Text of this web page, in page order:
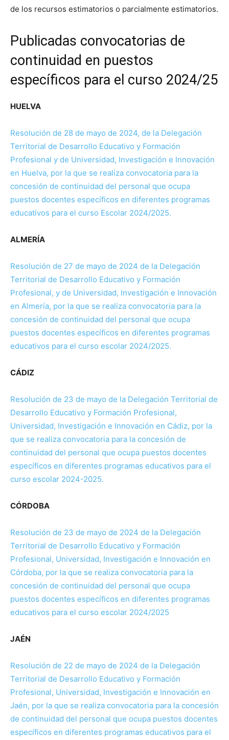
de los recursos estimatorios o parcialmente estimatorios.
Publicadas convocatorias de
continuidad en puestos
específicos para el curso 2024/25
HUELVA
Resolución de 28 de mayo de 2024, de la Delegación
Territorial de Desarrollo Educativo y Formación
Profesional y de Universidad, Investigación e Innovación
en Huelva, por la que se realiza convocatoria para la
concesión de continuidad del personal que ocupa
puestos docentes específicos en diferentes programas
educativos para el curso Escolar 2024/2025.
ALMERÍA
Resolución de 27 de mayo de 2024 de la Delegación
Territorial de Desarrollo Educativo y Formación
Profesional, y de Universidad, Investigación e Innovación
en Almería, por la que se realiza convocatoria para la
concesión de continuidad del personal que ocupa
puestos docentes específicos en diferentes programas
educativos para el curso escolar 2024/2025.
CÁDIZ
Resolución de 23 de mayo de la Delegación Territorial de
Desarrollo Educativo y Formación Profesional,
Universidad, Investigación e Innovación en Cádiz, por la
que se realiza convocatoria para la concesión de
continuidad del personal que ocupa puestos docentes
específicos en diferentes programas educativos para el
curso escolar 2024-2025.
CÓRDOBA
Resolución de 23 de mayo de 2024 de la Delegación
Territorial de Desarrollo Educativo y Formación
Profesional, Universidad, Investigación e Innovación en
Córdoba, por la que se realiza convocatoria para la
concesión de continuidad del personal que ocupa
puestos docentes específicos en diferentes programas
educativos para el curso escolar 2024/2025
JAÉN
Resolución de 22 de mayo de 2024 de la Delegación
Territorial de Desarrollo Educativo y Formación
Profesional, Universidad, Investigación e Innovación en
Jaén, por la que se realiza convocatoria para la concesión
de continuidad del personal que ocupa puestos docentes
específicos en diferentes programas educativos para el